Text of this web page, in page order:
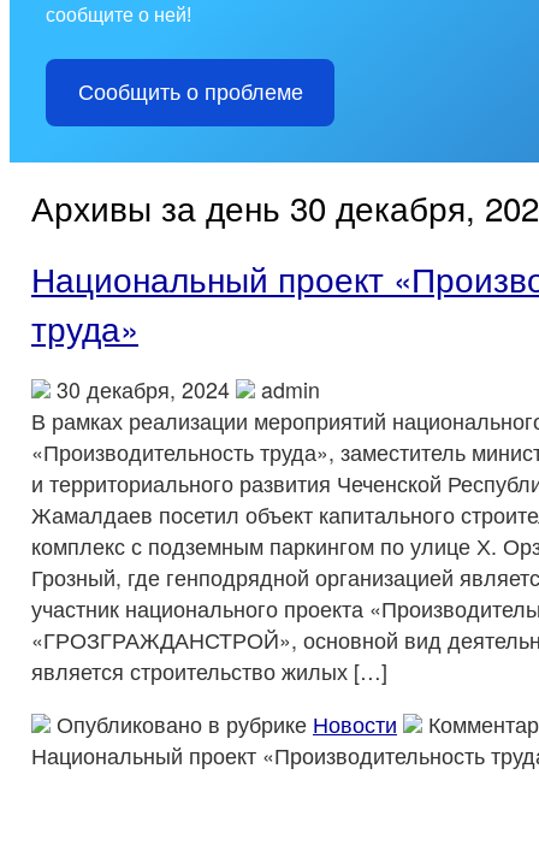
сообщите о ней!
Сообщить о проблеме
Архивы за день 30 декабря,
Национальный проект
труда»
30 декабря, 2024
admin
В рамках реализации мероприятий
«Производительность труда», заместитель
и территориального развития Чеченской
Жамалдаев посетил объект капитального
комплекс с подземным паркингом по улице Х.
Грозный, где генподрядной организацией
участник национального проекта
«ГРОЗГРАЖДАНСТРОЙ», основной вид
является строительство жилых […]
Опубликовано в рубрике Новости
Национальный проект «Производительность